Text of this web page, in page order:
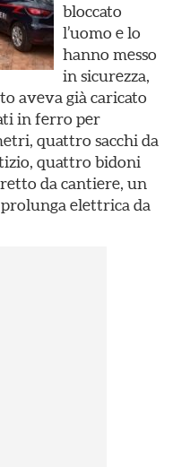
bloccato
l’uomo e lo
hanno messo
in sicurezza,
aveva già caricato
in ferro per
quattro sacchi da
quattro bidoni
da cantiere, un
elettrica da